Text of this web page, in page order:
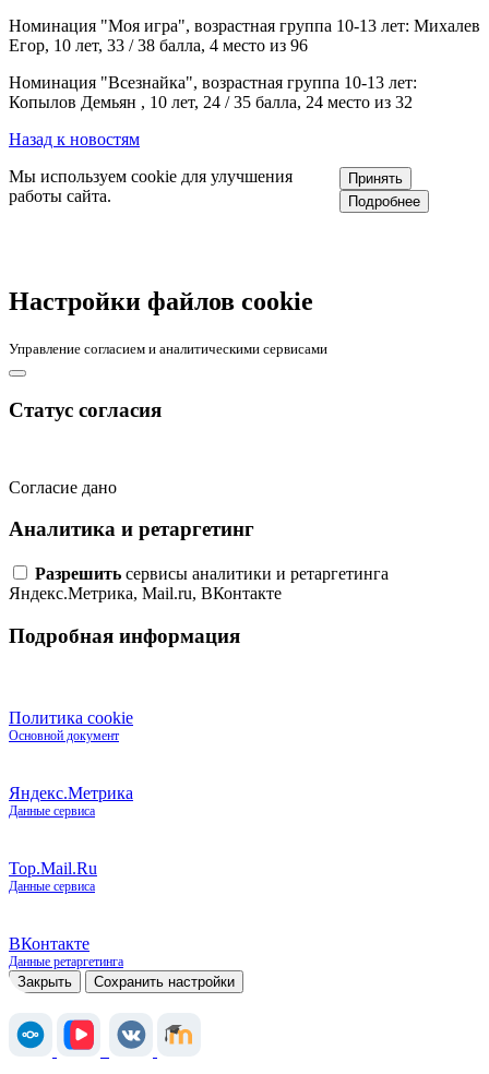
Номинация "Моя игра", возрастная группа 10-13 лет: Михалев
Егор, 10 лет, 33 / 38 балла, 4 место из 96
Номинация "Всезнайка", возрастная группа 10-13 лет:
Копылов Демьян , 10 лет, 24 / 35 балла, 24 место из 32
Назад к новостям
Мы используем cookie для улучшения
работы сайта.
Принять
Подробнее
Настройки файлов cookie
Управление согласием и аналитическими сервисами
Статус согласия
Согласие дано
Аналитика и ретаргетинг
Разрешить сервисы аналитики и ретаргетинга
Яндекс.Метрика, Mail.ru, ВКонтакте
Подробная информация
Политика cookie
Основной документ
Яндекс.Метрика
Данные сервиса
Top.Mail.Ru
Данные сервиса
ВКонтакте
Данные ретаргетинга
Закрыть Сохранить настройки